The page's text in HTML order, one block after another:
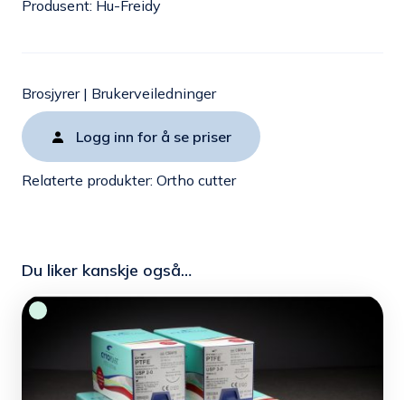
Produsent: Hu-Freidy
Brosjyrer| Brukerveiledninger
Logg inn for å se priser
Relaterte produkter: Ortho cutter
Du liker kanskje også…